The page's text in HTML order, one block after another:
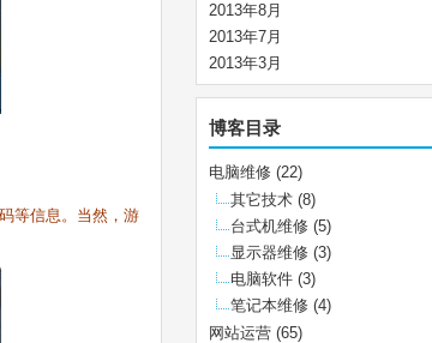
等信息。当然，游
2013年8月
2013年7月
2013年3月
博客目录
电脑维修 (22)
其它技术 (8)
台式机维修 (5)
显示器维修 (3)
电脑软件 (3)
笔记本维修 (4)
网站运营 (65)